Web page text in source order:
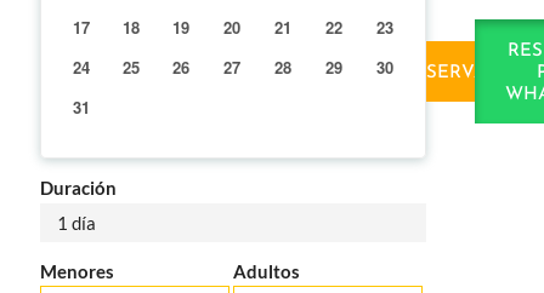
17
18 19 20 21 22
23
24
25 26 27 28 29
30
31
Duración
1 día
Menores Adultos
RESERVAR